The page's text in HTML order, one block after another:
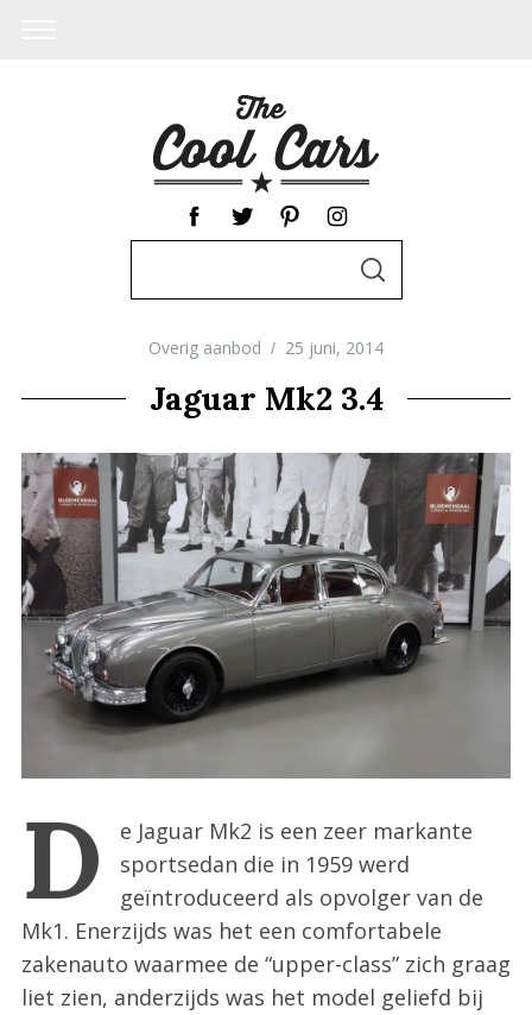
f
o
r
:
S
E
C
H
Overig aanbod 25 juni, 2014
Jaguar Mk2 3.4
D
e Jaguar Mk2 is een zeer markante
sportsedan die in 1959 werd
geïntroduceerd als opvolger van de
Mk1. Enerzijds was het een comfortabele
zakenauto waarmee de “upper-class” zich graag
liet zien, anderzijds was het model geliefd bij